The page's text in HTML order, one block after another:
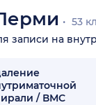
53
записи на
/ ВМС